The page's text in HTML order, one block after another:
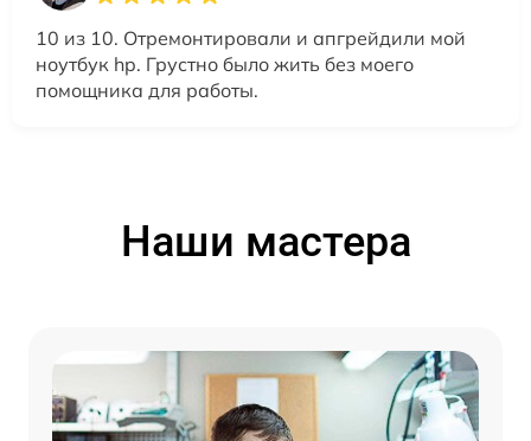
10 из 10. Отремонтировали и апгрейдили мой
ноутбук hp. Грустно было жить без моего
помощника для работы.
Наши мастера